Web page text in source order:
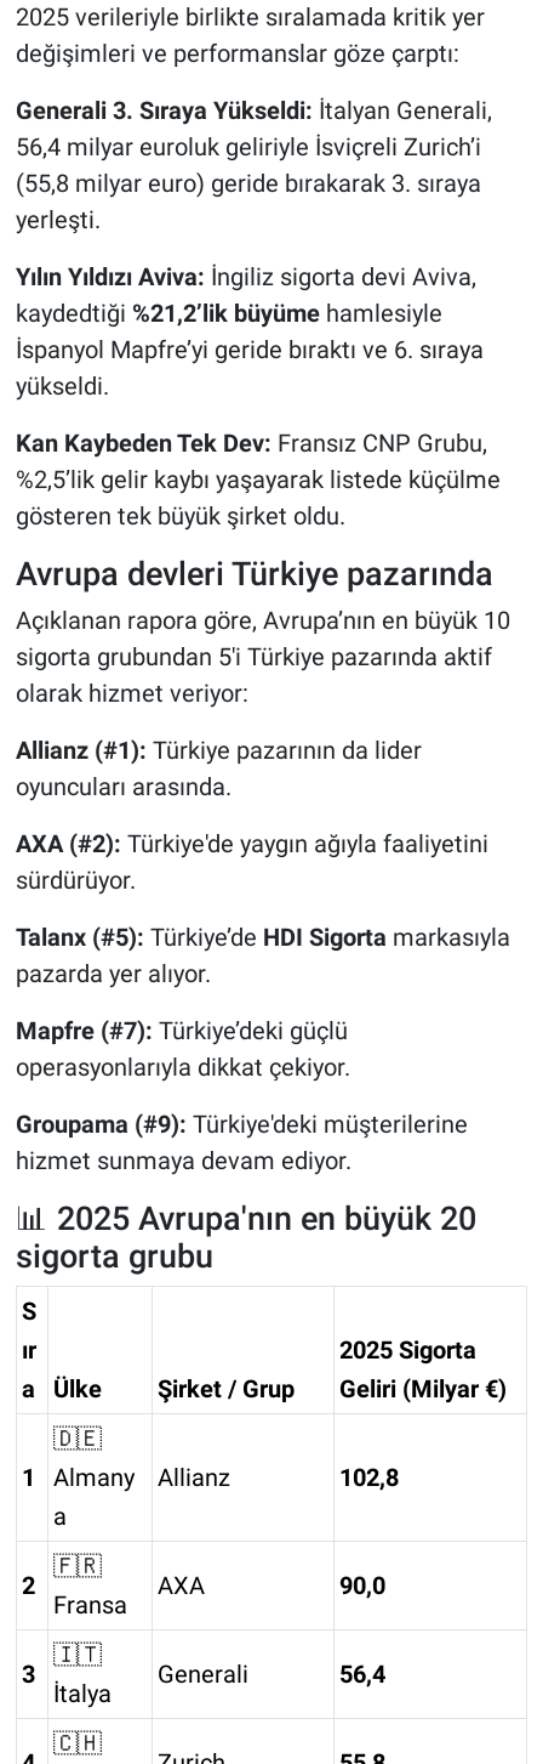
2025 verileriyle birlikte sıralamada kritik yer
değişimleri ve performanslar göze çarptı:
Generali 3. Sıraya Yükseldi: İtalyan Generali,
56,4 milyar euroluk geliriyle İsviçreli Zurich’i
(55,8 milyar euro) geride bırakarak 3. sıraya
yerleşti.
Yılın Yıldızı Aviva: İngiliz sigorta devi Aviva,
kaydedtiği %21,2’lik büyümehamlesiyle
İspanyol Mapfre’yi geride bıraktı ve 6. sıraya
yükseldi.
Kan Kaybeden Tek Dev: Fransız CNP Grubu,
%2,5’lik gelir kaybı yaşayarak listede küçülme
gösteren tek büyük şirket oldu.
Avrupa devleri Türkiye pazarında
Açıklanan rapora göre, Avrupa’nın en büyük 10
sigorta grubundan 5'i Türkiye pazarında aktif
olarak hizmet veriyor:
Allianz (#1): Türkiye pazarının da lider
oyuncuları arasında.
AXA (#2): Türkiye'de yaygın ağıyla faaliyetini
sürdürüyor.
Talanx (#5): Türkiye’de HDI Sigorta markasıyla
pazarda yer alıyor.
Mapfre (#7): Türkiye’deki güçlü
operasyonlarıyla dikkat çekiyor.
Groupama (#9): Türkiye'deki müşterilerine
hizmet sunmaya devam ediyor.
📊 2025 Avrupa'nın en büyük 20
sigorta grubu
S
ır
a
Ülke Şirket / Grup
2025 Sigorta
Geliri (Milyar €)
1
🇩🇪
Almany
a
Allianz 102,8
2
🇫🇷
Fransa
AXA 90,0
3
🇮🇹
İtalya
Generali 56,4
🇨🇭